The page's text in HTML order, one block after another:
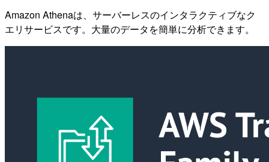
Amazon Athenaは、サーバーレスのインタラクティブなク
エリサービスです。大量のデータを簡単に分析できます。